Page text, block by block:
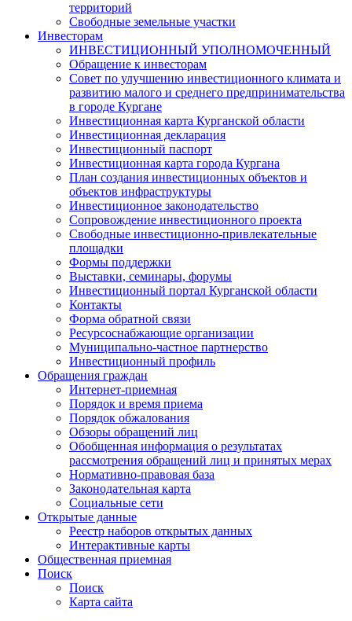
территорий
Свободные земельные участки
Инвесторам
ИНВЕСТИЦИОННЫЙ УПОЛНОМОЧЕННЫЙ
Обращение к инвесторам
Совет по улучшению инвестиционного климата и
развитию малого и среднего предпринимательства
в городе Кургане
Инвестиционная карта Курганской области
Инвестиционная декларация
Инвестиционный паспорт
Инвестиционная карта города Кургана
План создания инвестиционных объектов и
объектов инфраструктуры
Инвестиционное законодательство
Сопровождение инвестиционного проекта
Свободные инвестиционно-привлекательные
площадки
Формы поддержки
Выставки, семинары, форумы
Инвестиционный портал Курганской области
Контакты
Форма обратной связи
Ресурсоснабжающие организации
Муниципально-частное партнерство
Инвестиционный профиль
Обращения граждан
Интернет-приемная
Порядок и время приема
Порядок обжалования
Обзоры обращений лиц
Обобщенная информация о результатах
рассмотрения обращений лиц и принятых мерах
Нормативно-правовая база
Законодательная карта
Социальные сети
Открытые данные
Реестр наборов открытых данных
Интерактивные карты
Общественная приемная
Поиск
Поиск
Карта сайта